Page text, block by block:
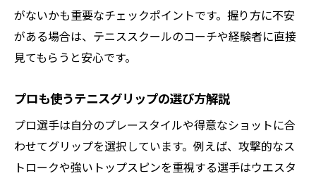
がないかも重要なチェックポイントです。握り方に不安
がある場合は、テニススクールのコーチや経験者に直接
見てもらうと安心です。
プロも使うテニスグリップの選び方解説
プロ選手は自分のプレースタイルや得意なショットに合
わせてグリップを選択しています。例えば、攻撃的なス
トロークや強いトップスピンを重視する選手はウエスタ